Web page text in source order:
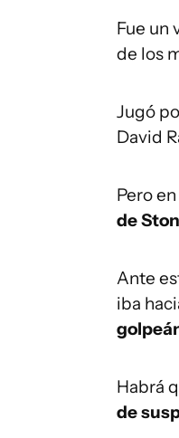
Fue un
de los
Jugó
David
Pero
de
Ante
iba
Habrá
de